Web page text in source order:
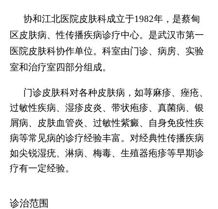
协和江北医院皮肤科成立于1982年，是蔡甸
区皮肤病、性传播疾病诊疗中心。是武汉市第一
医院皮肤科协作单位。科室由门诊、病房、实验
室和治疗室四部分组成。
门诊皮肤科对各种皮肤病，如荨麻疹、痤疮、
过敏性疾病、湿疹皮炎、带状疱疹、真菌病、银
屑病、皮肤血管炎、过敏性紫癜、自身免疫性疾
病等常见病的诊疗经验丰富。对经典性传播疾病
如尖锐湿疣、淋病、梅毒、生殖器疱疹等早期诊
疗有一定经验。
诊治范围